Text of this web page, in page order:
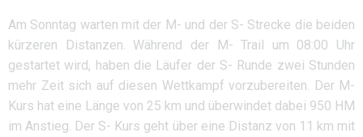
Am Sonntag warten mit der M- und der S- Strecke die beiden
kürzeren Distanzen. Während der M- Trail um 08:00 Uhr
gestartet wird, haben die Läufer der S- Runde zwei Stunden
mehr Zeit sich auf diesen Wettkampf vorzubereiten. Der M-
Kurs hat eine Länge von 25 km und überwindet dabei 950 HM
im Anstieg. Der S- Kurs geht über eine Distanz von 11 km mit